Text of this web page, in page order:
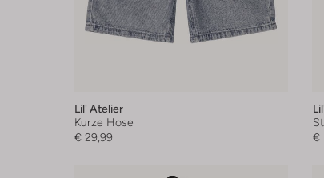
Lil' Atelier
Kurze Hose
€ 29,99
€